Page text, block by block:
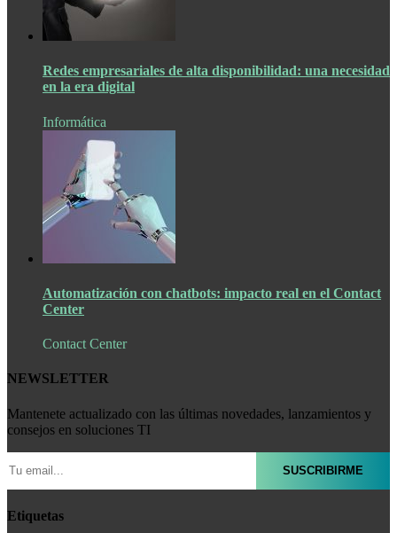
Redes empresariales de alta disponibilidad: una necesidad
en la era digital
Informática
Automatización con chatbots: impacto real en el Contact
Center
Contact Center
NEWSLETTER
Mantenete actualizado con las últimas novedades, lanzamientos y
consejos en soluciones TI
Etiquetas